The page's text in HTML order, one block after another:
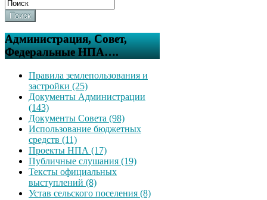
Поиск
Администрация, Совет,
Федеральные НПА….
Правила землепользования и
застройки (25)
Документы Администрации
(143)
Документы Совета (98)
Использование бюджетных
средств (11)
Проекты НПА (17)
Публичные слушания (19)
Тексты официальных
выступлений (8)
Устав сельского поселения (8)